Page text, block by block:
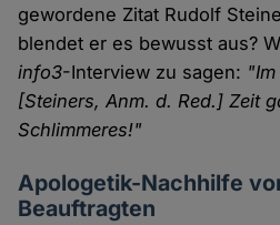
gewordene Zitat Rudolf
blendet er es bewusst aus?
info3-Interview zu sagen:
[Steiners, Anm. d. Red.] Zeit
Schlimmeres!"
Apologetik-Nachhilfe
Beauftragten